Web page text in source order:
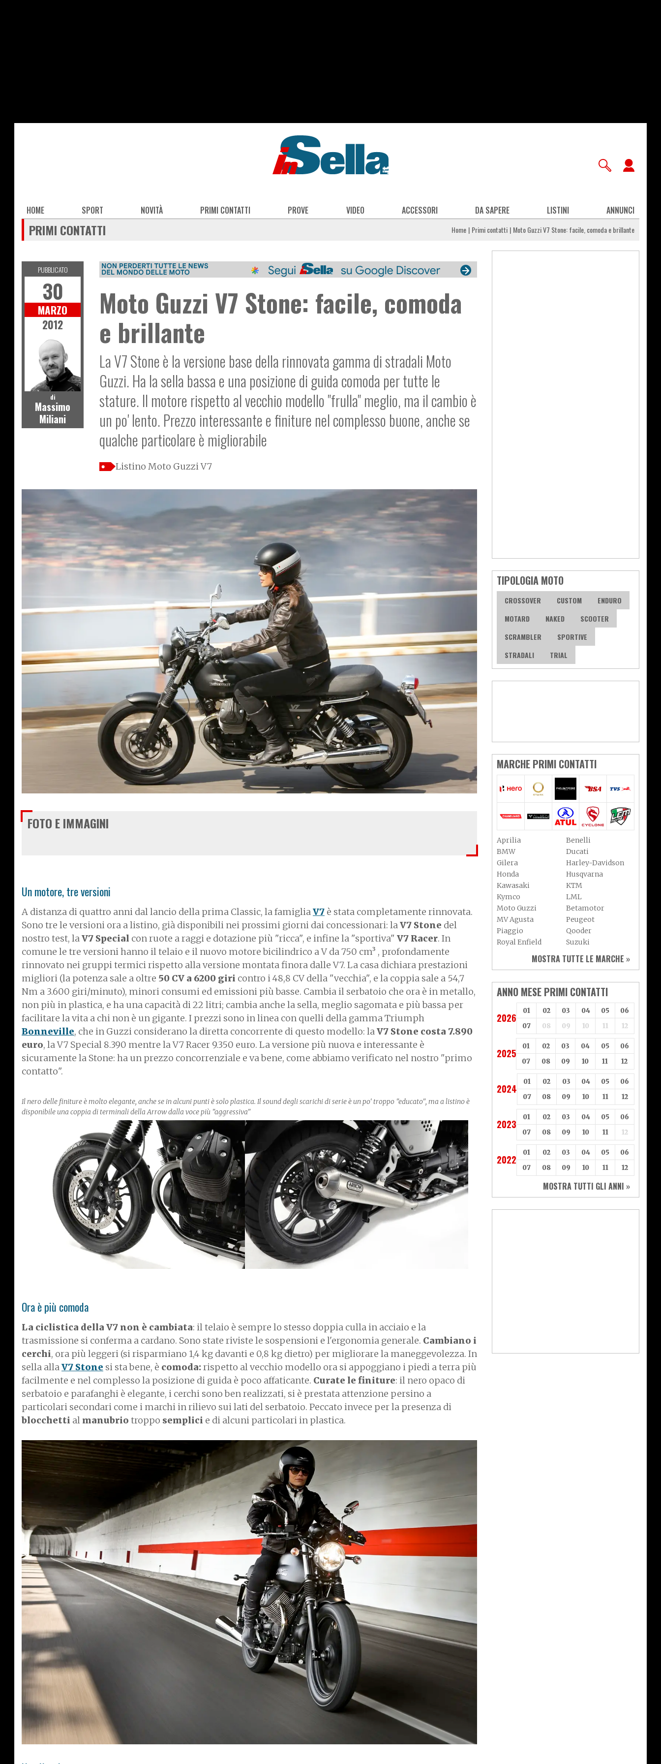
Main
navigation
HOME SPORT NOVITÀ PRIMI CONTATTI PROVE VIDEO ACCESSORI DA SAPERE LISTINI ANNUNCI
PRIMI CONTATTI Home Primi contatti Moto Guzzi V7 Stone: facile, comoda e brillante
Moto Guzzi V7 Stone: facile, comoda
e brillante
La V7 Stone è la versione base della rinnovata gamma di stradali Moto
Guzzi. Ha la sella bassa e una posizione di guida comoda per tutte le
stature. Il motore rispetto al vecchio modello "frulla" meglio, ma il cambio è
un po' lento. Prezzo interessante e finiture nel complesso buone, anche se
qualche particolare è migliorabile
Listino Moto Guzzi V7
PUBBLICATO
30
MARZO
2012
di
Massimo
Miliani
FOTO E IMMAGINI
Un motore, tre versioni
A distanza di quattro anni dal lancio della prima Classic, la famigliaV7 è stata completamente rinnovata.
Sono tre le versioni ora a listino, già disponibili nei prossimi giorni dai concessionari: laV7 Stone del
nostro test, laV7 Special con ruote a raggi e dotazione più "ricca", e infine la "sportiva" V7 Racer. In
comune le tre versioni hanno il telaio e il nuovo motore bicilindrico a V da 750 cm³ , profondamente
rinnovato nei gruppi termici rispetto alla versione montata finora dalle V7. La casa dichiara prestazioni
migliori (la potenza sale a oltre 50 CV a 6200 giri contro i 48,8 CV della "vecchia", e la coppia sale a 54,7
Nm a 3.600 giri/minuto), minori consumi ed emissioni più basse. Cambia il serbatoio che ora è in metallo,
non più in plastica, e ha una capacità di 22 litri; cambia anche la sella, meglio sagomata e più bassa per
facilitare la vita a chi non è un gigante. I prezzi sono in linea con quelli della gamma Triumph
Bonneville, che in Guzzi considerano la diretta concorrente di questo modello: laV7 Stone costa 7.890
euro, la V7 Special 8.390 mentre la V7 Racer 9.350 euro. La versione più nuova e interessante è
sicuramente la Stone: ha un prezzo concorrenziale e va bene, come abbiamo verificato nel nostro "primo
contatto".
Il nero delle finiture è molto elegante, anche se in alcuni punti è solo plastica. Il sound degli scarichi di serie è un po' troppo "educato", ma a listino è
disponibile una coppia di terminali della Arrow dalla voce più "aggressiva"
Ora è più comoda
La ciclistica della V7 non è cambiata: il telaio è sempre lo stesso doppia culla in acciaio e la
trasmissione si conferma a cardano. Sono state riviste le sospensioni e l'ergonomia generale. Cambiano i
cerchi, ora più leggeri (si risparmiano 1,4 kg davanti e 0,8 kg dietro) per migliorare la maneggevolezza. In
sella allaV7 Stone si sta bene, è comoda: rispetto al vecchio modello ora si appoggiano i piedi a terra più
facilmente e nel complesso la posizione di guida è poco affaticante. Curate le finiture: il nero opaco di
serbatoio e parafanghi è elegante, i cerchi sono ben realizzati, si è prestata attenzione persino a
particolari secondari come i marchi in rilievo sui lati del serbatoio. Peccato invece per la presenza di
blocchetti al manubrio troppo semplici e di alcuni particolari in plastica.
TIPOLOGIA MOTO
CROSSOVER CUSTOM
ENDURO
MOTARD
NAKED
SCOOTER
SCRAMBLER
SPORTIVE
STRADALI
TRIAL
MARCHE PRIMI CONTATTI
Aprilia
Benelli
BMW
Ducati
Gilera
Harley-Davidson
Honda
Husqvarna
Kawasaki
KTM
Kymco
LML
Moto Guzzi
Betamotor
MV Agusta
Peugeot
Piaggio
Qooder
Royal Enfield
Suzuki
Triumph
Yamaha
Aeon
Aspes
Axy
Baotian
MOSTRA TUTTE LE MARCHE »
ANNO MESE PRIMI CONTATTI
2026
01 02 03 04 05
06
07
08 09 10 11 12
2025
01 02 03 04 05
06
07
08 09 10 11 12
2024
01 02 03 04 05
06
07
08 09 10 11 12
2023
01 02 03 04 05
06
07
08 09 10 11 12
2022
01 02 03 04 05
06
07
08 09 10 11 12
MOSTRA TUTTI GLI ANNI »